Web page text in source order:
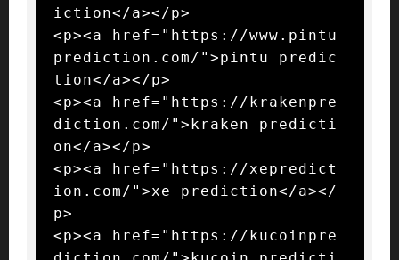
iction</a></p>
<p><a href="https://www.pintu
prediction.com/">pintu predic
tion</a></p>
<p><a href="https://krakenpre
diction.com/">kraken predicti
on</a></p>
<p><a href="https://xepredict
ion.com/">xe prediction</a></
p>
<p><a href="https://kucoinpre